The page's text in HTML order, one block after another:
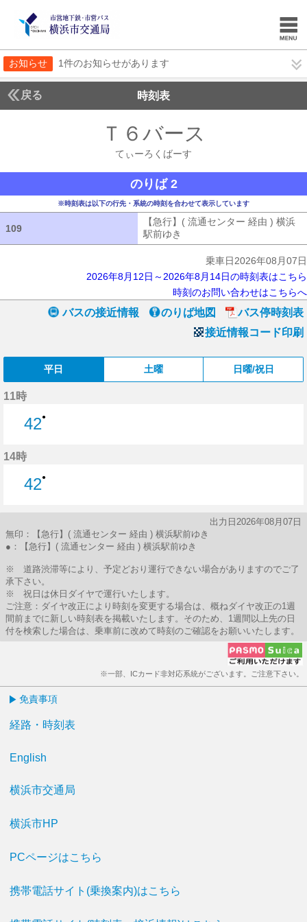
お知らせ 1件のお知らせがあります
戻る 時刻表
Ｔ６バース
てぃーろくばーす
のりば 2
※時刻表は以下の行先・系統の時刻を合わせて表示しています
109
【急行】( 流通センター 経由 ) 横浜
駅前ゆき
乗車日2026年08月07日
2026年8月12日～2026年8月14日の時刻表はこちら
時刻のお問い合わせはこちらへ
バスの接近情報 のりば地図
バス停時刻表
接近情報コード印刷
平日 土曜 日曜/祝日
11時
42●
14時
42●
出力日2026年08月07日
無印：【急行】( 流通センター 経由 ) 横浜駅前ゆき
●：【急行】( 流通センター 経由 ) 横浜駅前ゆき
※ 道路渋滞等により、予定どおり運行できない場合がありますのでご了
承下さい。
※ 祝日は休日ダイヤで運行いたします。
ご注意：ダイヤ改正により時刻を変更する場合は、概ねダイヤ改正の1週
間前までに新しい時刻表を掲載いたします。そのため、1週間以上先の日
付を検索した場合は、乗車前に改めて時刻のご確認をお願いいたします。
※一部、ICカード非対応系統がございます。ご注意下さい。
免責事項
経路・時刻表
English
横浜市交通局
横浜市HP
PCページはこちら
携帯電話サイト(乗換案内)はこちら